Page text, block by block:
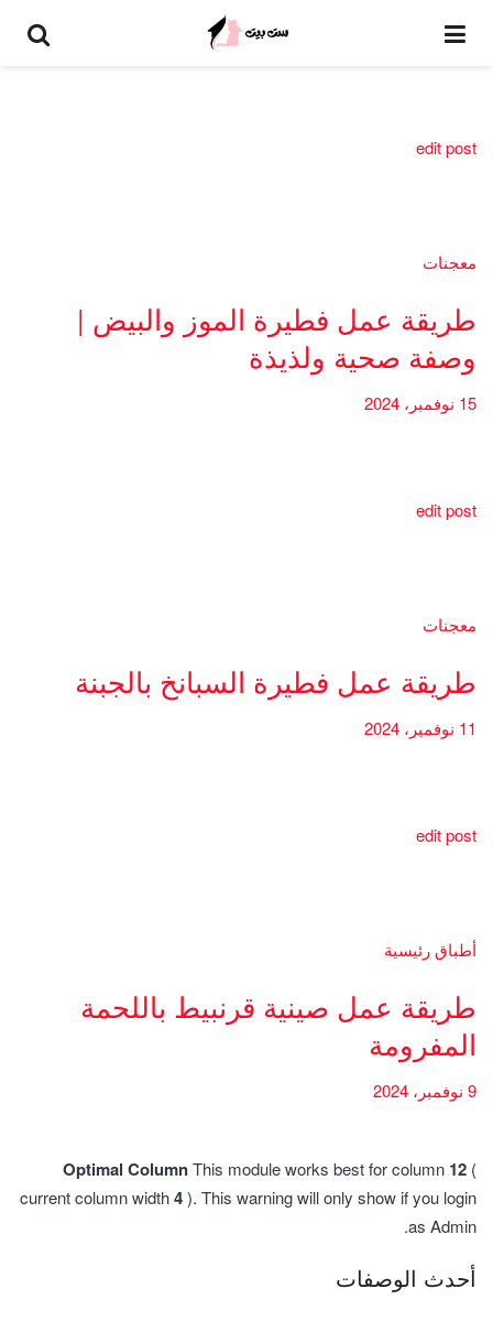
edit post
معجنات
طريقة عمل فطيرة الموز والبيض |
وصفة صحية ولذيذة
15 نوفمبر، 2024
edit post
معجنات
طريقة عمل فطيرة السبانخ بالجبنة
11 نوفمبر، 2024
edit post
أطباق رئيسية
طريقة عمل صينية قرنبيط باللحمة
المفرومة
9 نوفمبر، 2024
Optimal ColumnThis module works best for column 12 (
current column width4). This warning will only show if you login
as Admin.
أحدث الوصفات